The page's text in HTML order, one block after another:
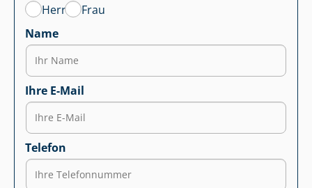
Herr
Frau
Name
Ihre E-Mail
Telefon